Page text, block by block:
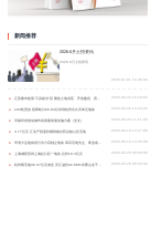
新闻推荐
2026.6月土拍资讯
2026.6月土拍资讯
● 江苏楼市政策“工具箱”扩容 聚焦土地供应、开发建设、房产销售三个维度
● 243轮竞拍 招商蛇口60.94亿夺得杭州永久河单元地块
● 河南印发推动城市高质量发展实施方案（全文）
● 3.77亿元 江北产投底价摘得南京药谷核心区宅地
● 华润大运地块拆分为六宗独立地块 四宗宅地为主、商业或为万象汇
● 上海城投竞得上海虹口区一地块 总价19.3亿元
● 杭州两宅地36.37亿元成交 滨江溢价42.09%夺萧山北干西单元地块